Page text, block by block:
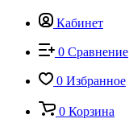
Кабинет
0 Сравнение
0 Избранное
0 Корзина